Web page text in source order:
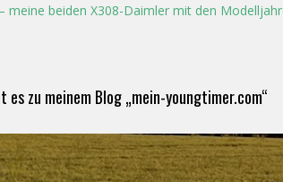
meine beiden X308-Daimler mit den
es zu meinem Blog „mein-youngtimer.com“